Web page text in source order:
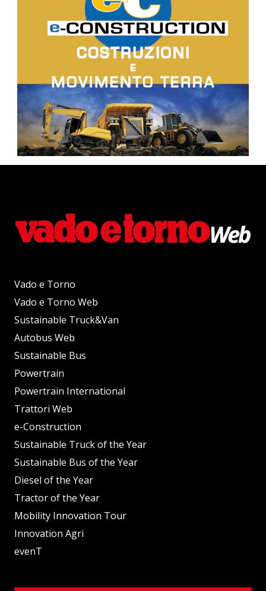
Vado e Torno
Vado e Torno Web
Sustainable Truck&Van
Autobus Web
Sustainable Bus
Powertrain
Powertrain International
Trattori Web
e-Construction
Sustainable Truck of the Year
Sustainable Bus of the Year
Diesel of the Year
Tractor of the Year
Mobility Innovation Tour
Innovation Agri
evenT